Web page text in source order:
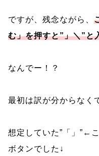
ですが、残念ながら、
む」を押すと”」＼”と
なんでー！？
最初は訳が分からなく
想定していた”「」”←
ボタンでした↓